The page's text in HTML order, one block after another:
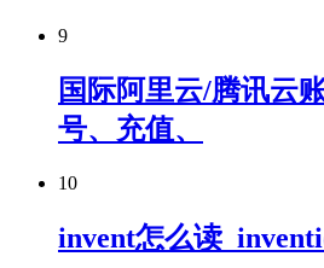
9
国际阿里云/腾讯云
号、充值、
10
invent怎么读